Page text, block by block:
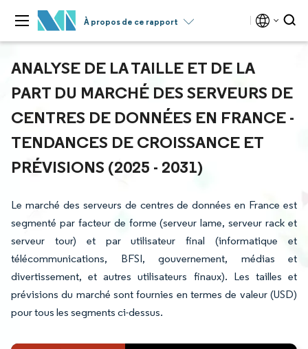
À propos de ce rapport
ANALYSE DE LA TAILLE ET DE LA
PART DU MARCHÉ DES SERVEURS DE
CENTRES DE DONNÉES EN FRANCE -
TENDANCES DE CROISSANCE ET
PRÉVISIONS (2025 - 2031)
Le marché des serveurs de centres de données en France est
segmenté par facteur de forme (serveur lame, serveur rack et
serveur tour) et par utilisateur final (informatique et
télécommunications, BFSI, gouvernement, médias et
divertissement, et autres utilisateurs finaux). Les tailles et
prévisions du marché sont fournies en termes de valeur (USD)
pour tous les segments ci-dessus.